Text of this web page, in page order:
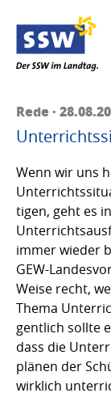
Rede ·
Wenn wir uns
tigen, geht es
immer wieder
GEW-
Weise recht,
Thema
gentlich sollte
dass die
plänen der
wirklich